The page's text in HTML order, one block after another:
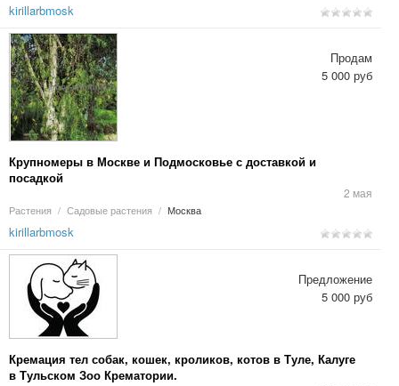
kirillarbmosk
Крупномеры в Москве и Подмосковье с доставкой и
посадкой
2 мая
Растения / Садовые растения / Москва
Продам
5 000 руб
kirillarbmosk
Кремация тел собак, кошек, кроликов, котов в Туле, Калуге
в Тульском Зоо Крематории.
Предложение
5 000 руб